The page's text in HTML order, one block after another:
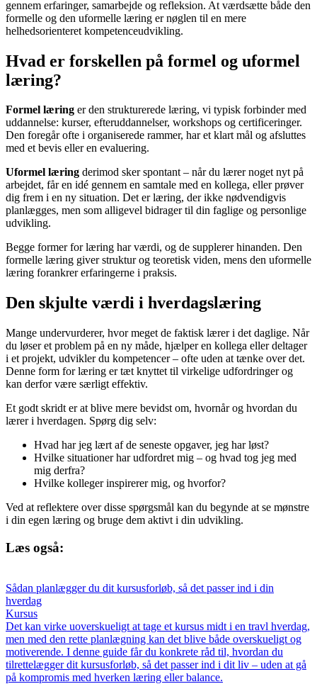
gennem erfaringer, samarbejde og refleksion. At værdsætte både den
formelle og den uformelle læring er nøglen til en mere
helhedsorienteret kompetenceudvikling.
Hvad er forskellen på formel og uformel
læring?
Formel læring er den strukturerede læring, vi typisk forbinder med
uddannelse: kurser, efteruddannelser, workshops og certificeringer.
Den foregår ofte i organiserede rammer, har et klart mål og afsluttes
med et bevis eller en evaluering.
Uformel læring derimod sker spontant – når du lærer noget nyt på
arbejdet, får en idé gennem en samtale med en kollega, eller prøver
dig frem i en ny situation. Det er læring, der ikke nødvendigvis
planlægges, men som alligevel bidrager til din faglige og personlige
udvikling.
Begge former for læring har værdi, og de supplerer hinanden. Den
formelle læring giver struktur og teoretisk viden, mens den uformelle
læring forankrer erfaringerne i praksis.
Den skjulte værdi i hverdagslæring
Mange undervurderer, hvor meget de faktisk lærer i det daglige. Når
du løser et problem på en ny måde, hjælper en kollega eller deltager
i et projekt, udvikler du kompetencer – ofte uden at tænke over det.
Denne form for læring er tæt knyttet til virkelige udfordringer og
kan derfor være særligt effektiv.
Et godt skridt er at blive mere bevidst om, hvornår og hvordan du
lærer i hverdagen. Spørg dig selv:
Hvad har jeg lært af de seneste opgaver, jeg har løst?
Hvilke situationer har udfordret mig – og hvad tog jeg med
mig derfra?
Hvilke kolleger inspirerer mig, og hvorfor?
Ved at reflektere over disse spørgsmål kan du begynde at se mønstre
i din egen læring og bruge dem aktivt i din udvikling.
Læs også:
Sådan planlægger du dit kursusforløb, så det passer ind i din
hverdag
Kursus
Det kan virke uoverskueligt at tage et kursus midt i en travl hverdag,
men med den rette planlægning kan det blive både overskueligt og
motiverende. I denne guide får du konkrete råd til, hvordan du
tilrettelægger dit kursusforløb, så det passer ind i dit liv – uden at gå
på kompromis med hverken læring eller balance.